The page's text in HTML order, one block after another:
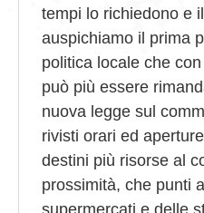
tempi lo richiedono e
auspichiamo il prima
politica locale che
può più essere
nuova legge sul
rivisti orari ed
destini più risorse al
prossimità, che punti
supermercati e delle